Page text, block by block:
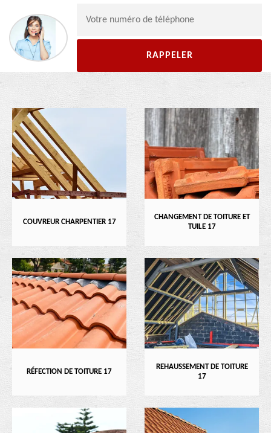
COUVREUR CHARPENTIER 17
CHANGEMENT DE TOITURE ET
TUILE 17
RÉFECTION DE TOITURE 17
REHAUSSEMENT DE TOITURE
17